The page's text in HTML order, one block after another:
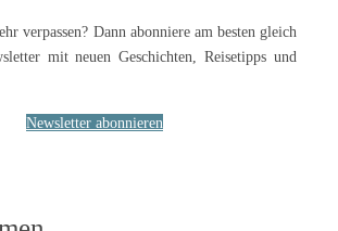
verpassen? Dann abonniere am besten gleich
mit neuen Geschichten, Reisetipps und
Newsletter abonnieren